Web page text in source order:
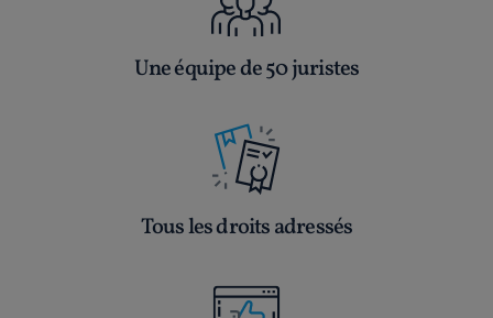
Une équipe de 50 juristes
Tous les droits adressés